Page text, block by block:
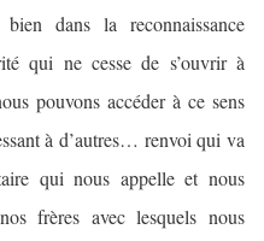
dans la reconnaissance
qui ne cesse de s’ouvrir à
pouvons accéder à ce sens
à d’autres… renvoi qui va
qui nous appelle et nous
frères avec lesquels nous